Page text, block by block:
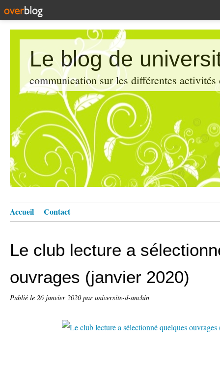
Le blog de
communication sur les différentes
Accueil Contact
Le club lecture a
ouvrages (janvier 2020)
Publié le 26 janvier 2020par universite-d-anchin